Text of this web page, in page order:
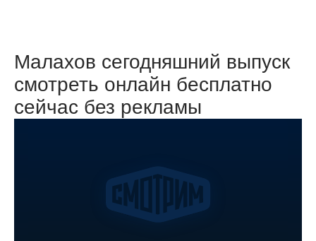
Малахов сегодняшний выпуск
смотреть онлайн бесплатно
сейчас без рекламы